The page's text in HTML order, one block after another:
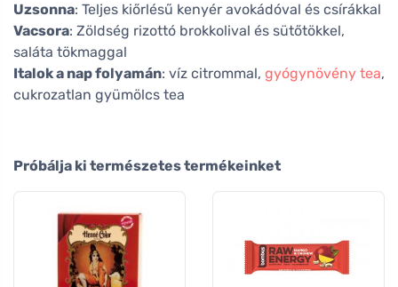
Uzsonna: Teljes kiőrlésű kenyér avokádóval és csírákkal
Vacsora: Zöldség rizottó brokkolival és sütőtökkel,
saláta tökmaggal
Italok a nap folyamán: víz citrommal, gyógynövény tea,
cukrozatlan gyümölcs tea
Próbálja ki természetes termékeinket